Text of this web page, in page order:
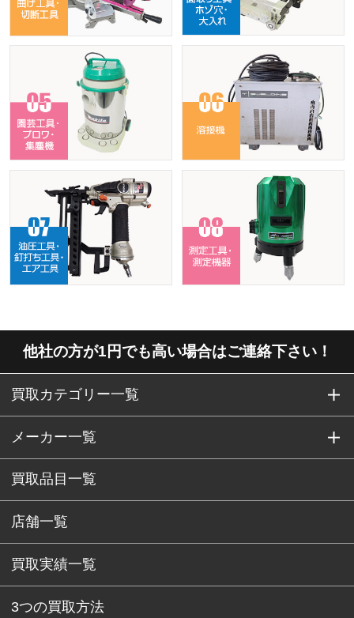
他社の方が1円でも高い場合はご連絡下さい！
買取カテゴリー一覧
メーカー一覧
買取品目一覧
店舗一覧
買取実績一覧
3つの買取方法